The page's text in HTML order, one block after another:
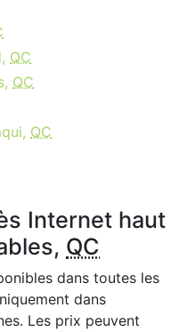
QC
QC
QC
Internet haut
QC
dans toutes les
dans
Les prix peuvent